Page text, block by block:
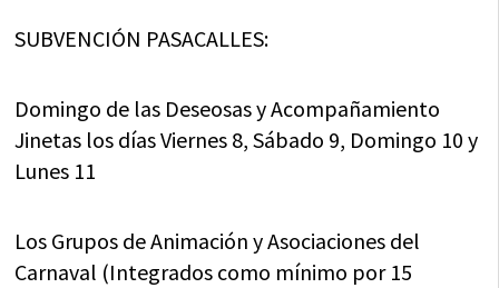
SUBVENCIÓN PASACALLES:
Domingo de las Deseosas y Acompañamiento
Jinetas los días Viernes 8, Sábado 9, Domingo 10 y
Lunes 11
Los Grupos de Animación y Asociaciones del
Carnaval (Integrados como mínimo por 15